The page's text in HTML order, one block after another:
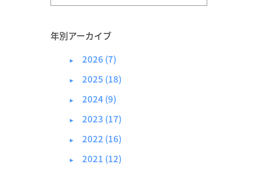
年別アーカイブ
► 2026 (7)
► 2025 (18)
► 2024 (9)
► 2023 (17)
► 2022 (16)
► 2021 (12)